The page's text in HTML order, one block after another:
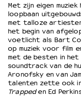
Huisregels
Privacyverklaring
Integriteits- en
Duurzaamheid
Culturele boycot
Ruimte voor
Met zijn eigen
loopbaan
met talloze
het begin van
voetlicht als Bart
op muziek voor film
met de besten in het
soundtrack van de
Aronofsky en van
talenten zette ook
Trappeden Ed